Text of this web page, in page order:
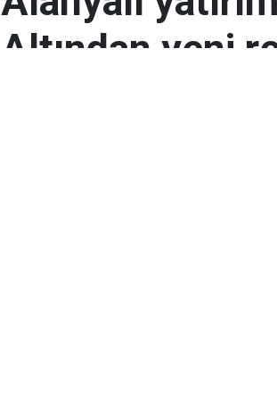
Altından yeni